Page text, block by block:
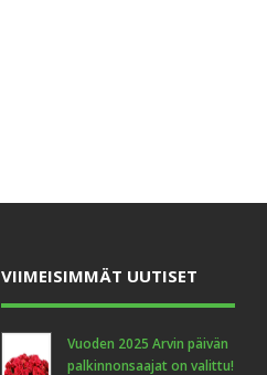
VIIMEISIMMÄT UUTISET
Vuoden 2025 Arvin päivän
palkinnonsaajat on valittu!